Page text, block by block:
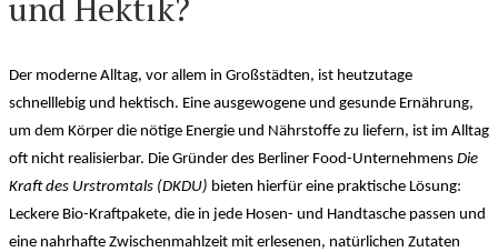
Der moderne Alltag, vor allem in Großstädten, ist heutzutage
schnelllebig und hektisch. Eine ausgewogene und gesunde Ernährung,
um dem Körper die nötige Energie und Nährstoffe zu liefern, ist im Alltag
oft nicht realisierbar. Die Gründer des Berliner Food-Unternehmens Die
Kraft des Urstromtals (DKDU) bieten hierfür eine praktische Lösung:
Leckere Bio-Kraftpakete, die in jede Hosen- und Handtasche passen und
eine nahrhafte Zwischenmahlzeit mit erlesenen, natürlichen Zutaten